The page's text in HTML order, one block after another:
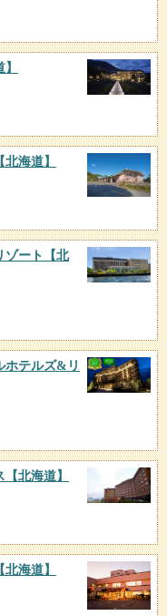
【北海道】
ート
【北
ホテルズ&リ
【北海道】
【北海道】